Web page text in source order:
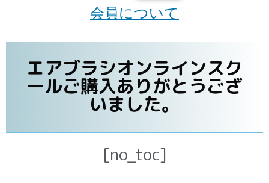
会員について
エアブラシオンラインスク
ールご購入ありがとうござ
いました。
[no_toc]